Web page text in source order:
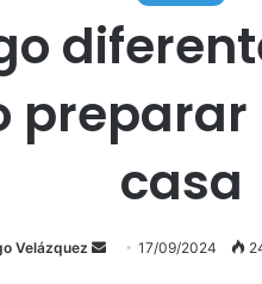
casa
Velázquez
Mande17/09/2024